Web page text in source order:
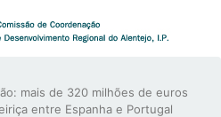
mais de 320 milhões de euros
entre Espanha e Portugal